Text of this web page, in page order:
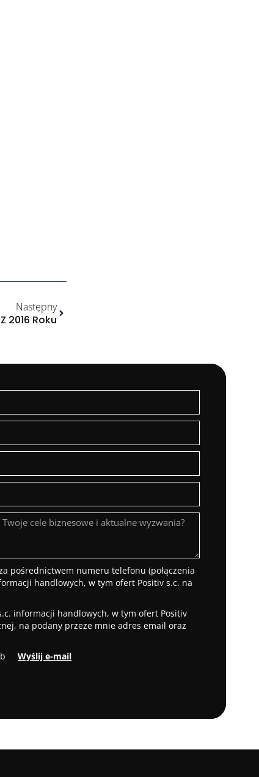
Następny
2016 Roku
Wyślij e-mail
pośrednictwem numeru telefonu (połączenia
handlowych, w tym ofert Positiv s.c. na
informacji handlowych, w tym ofert Positiv
na podany przeze mnie adres email oraz